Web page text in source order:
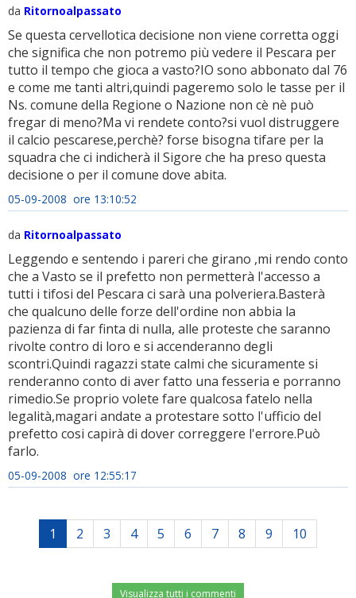
da Ritornoalpassato
Se questa cervellotica decisione non viene corretta oggi
che significa che non potremo più vedere il Pescara per
tutto il tempo che gioca a vasto?IO sono abbonato dal 76
e come me tanti altri,quindi pageremo solo le tasse per il
Ns. comune della Regione o Nazione non cè nè può
fregar di meno?Ma vi rendete conto?si vuol distruggere
il calcio pescarese,perchè? forse bisogna tifare per la
squadra che ci indicherà il Sigore che ha preso questa
decisione o per il comune dove abita.
05-09-2008 ore 13:10:52
da Ritornoalpassato
Leggendo e sentendo i pareri che girano ,mi rendo conto
che a Vasto se il prefetto non permetterà l'accesso a
tutti i tifosi del Pescara ci sarà una polveriera.Basterà
che qualcuno delle forze dell'ordine non abbia la
pazienza di far finta di nulla, alle proteste che saranno
rivolte contro di loro e si accenderanno degli
scontri.Quindi ragazzi state calmi che sicuramente si
renderanno conto di aver fatto una fesseria e porranno
rimedio.Se proprio volete fare qualcosa fatelo nella
legalità,magari andate a protestare sotto l'ufficio del
prefetto cosi capirà di dover correggere l'errore.Può
farlo.
05-09-2008 ore 12:55:17
1 2 3 4 5 6 7 8 9 10
Visualizza tutti i commenti